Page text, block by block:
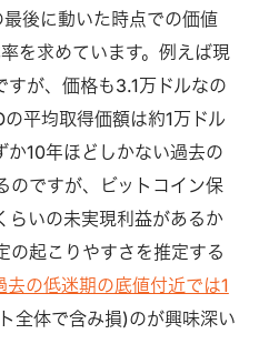
後に動いた時点での価値
を求めています。例えば現
が、価格も3.1万ドルなの
平均取得価額は約1万ドル
か10年ほどしかない過去の
のですが、ビットコイン保
らいの未実現利益があるか
の起こりやすさを推定する
去の低迷期の底値付近では1
全体で含み損)のが興味深い